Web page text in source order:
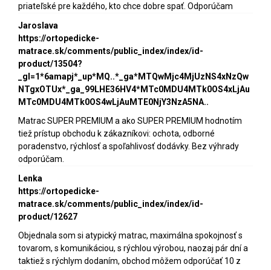
priateľské pre každého, kto chce dobre spať. Odporúčam
Jaroslava
https://ortopedicke-
matrace.sk/comments/public_index/index/id-
product/13504?
_gl=1*6amapj*_up*MQ..*_ga*MTQwMjc4MjUzNS4xNzQw
NTgxOTUx*_ga_99LHE36HV4*MTc0MDU4MTk0OS4xLjAu
MTc0MDU4MTk0OS4wLjAuMTE0NjY3NzA5NA..
Matrac SUPER PREMIUM a ako SUPER PREMIUM hodnotím
tiež prístup obchodu k zákazníkovi: ochota, odborné
poradenstvo, rýchlosť a spoľahlivosť dodávky. Bez výhrady
odporúčam.
Lenka
https://ortopedicke-
matrace.sk/comments/public_index/index/id-
product/12627
Objednala som si atypický matrac, maximálna spokojnosť s
tovarom, s komunikáciou, s rýchlou výrobou, naozaj pár dní a
taktiež s rýchlym dodaním, obchod môžem odporúčať 10 z